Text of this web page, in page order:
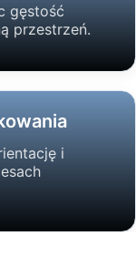
gęstość
przestrzeń.
i